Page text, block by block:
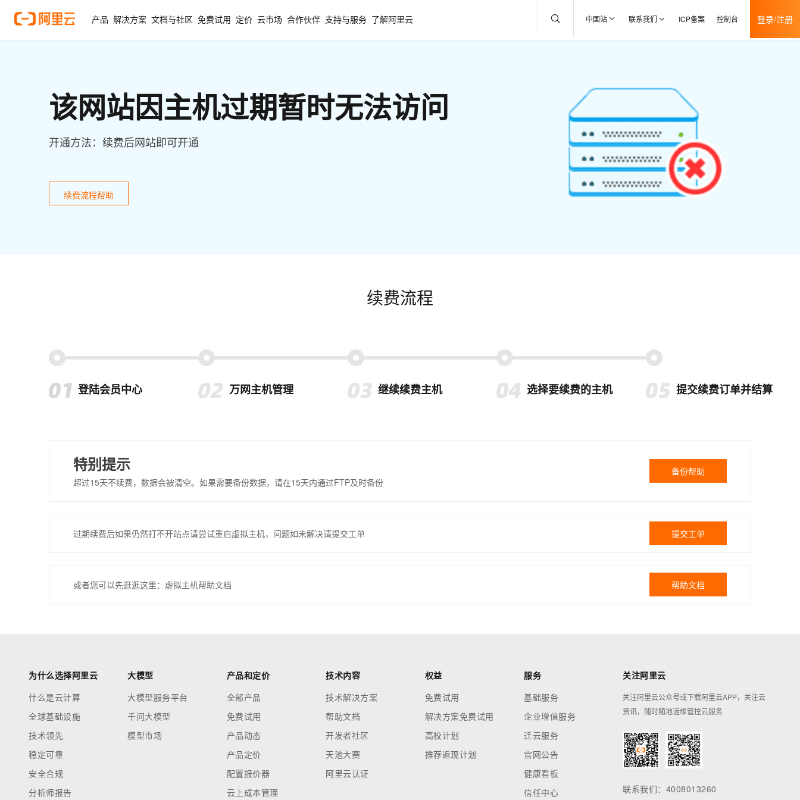
产品 解决方案 文档与社区 免费试用 定价 云市场 合作伙伴 支持与服务 了解阿里云 中国站 联系我们 ICP备案 控制台 登录/注册
该网站因主机过期暂时无法访问
开通方法：续费后网站即可开通
续费流程帮助
续费流程
登陆会员中心 万网主机管理 继续续费主机 选择要续费的主机 提交续费订单并结算
特别提示
超过15天不续费，数据会被清空。如果需要备份数据，请在15天内通过FTP及时备份
备份帮助
过期续费后如果仍然打不开站点请尝试重启虚拟主机，问题如未解决请提交工单 提交工单
或者您可以先逛逛这里：虚拟主机帮助文档 帮助文档